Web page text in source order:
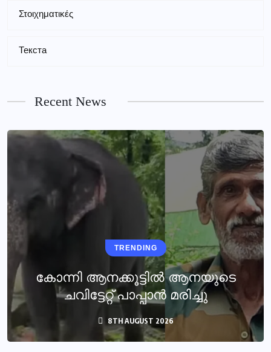
Στοιχηματικές
Текста
Recent News
TRENDING
കോന്നി ആനക്കൂട്ടിൽ ആനയുടെ
ചവിട്ടേറ്റ് പാപ്പാൻ മരിച്ചു
8TH AUGUST 2026